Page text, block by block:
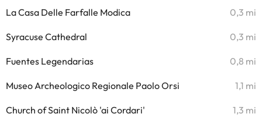
La Casa Delle Farfalle Modica 0,3 mi
Syracuse Cathedral 0,3 mi
Fuentes Legendarias 0,8 mi
Museo Archeologico Regionale Paolo Orsi 1,1 mi
Church of Saint Nicolò 'ai Cordari' 1,3 mi